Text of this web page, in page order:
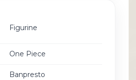
Figurine
One Piece
Banpresto